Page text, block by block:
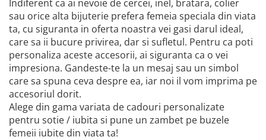
Indiferent ca ai nevoie de cercei, inel, bratara, colier
sau orice alta bijuterie prefera femeia speciala din viata
ta, cu siguranta in oferta noastra vei gasi darul ideal,
care sa ii bucure privirea, dar si sufletul. Pentru ca poti
personaliza aceste accesorii, ai siguranta ca o vei
impresiona. Gandeste-te la un mesaj sau un simbol
care sa spuna ceva despre ea, iar noi il vom imprima pe
accesoriul dorit.
Alege din gama variata de cadouri personalizate
pentru sotie / iubita si pune un zambet pe buzele
femeii iubite din viata ta!